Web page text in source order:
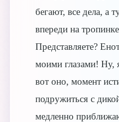
бегают, все дела, а
впереди на
Представляете?
моими глазами! Ну,
вот оно, момент
подружиться с
медленно